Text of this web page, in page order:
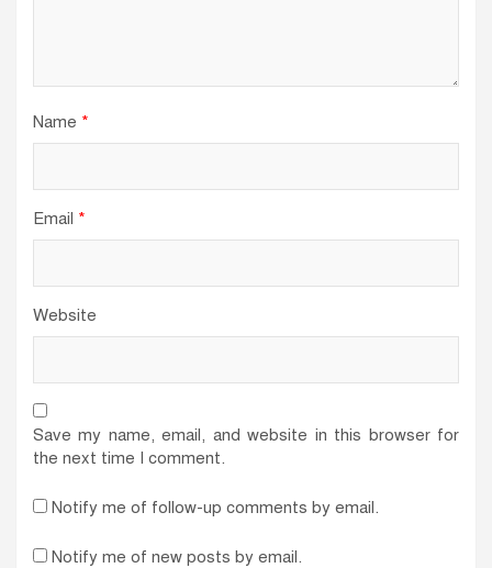
Name *
Email *
Website
Save my name, email, and website in this browser for
the next time I comment.
Notify me of follow-up comments by email.
Notify me of new posts by email.